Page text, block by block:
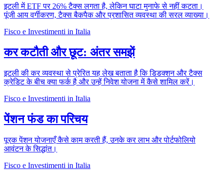
इटली में ETF पर 26% टैक्स लगता है, लेकिन घाटा मुनाफे से नहीं कटता।
पूंजी आय वर्गीकरण, टैक्स बैकपैक और प्रशासित व्यवस्था की सरल व्याख्या।
Fisco e Investimenti in Italia
कर कटौती और छूट: अंतर समझें
इटली की कर व्यवस्था से प्रेरित यह लेख बताता है कि डिडक्शन और टैक्स
क्रेडिट के बीच क्या फर्क है और उन्हें निवेश योजना में कैसे शामिल करें।
Fisco e Investimenti in Italia
पेंशन फंड का परिचय
पूरक पेंशन योजनाएँ कैसे काम करती हैं, उनके कर लाभ और पोर्टफोलियो
आवंटन के सिद्धांत।
Fisco e Investimenti in Italia